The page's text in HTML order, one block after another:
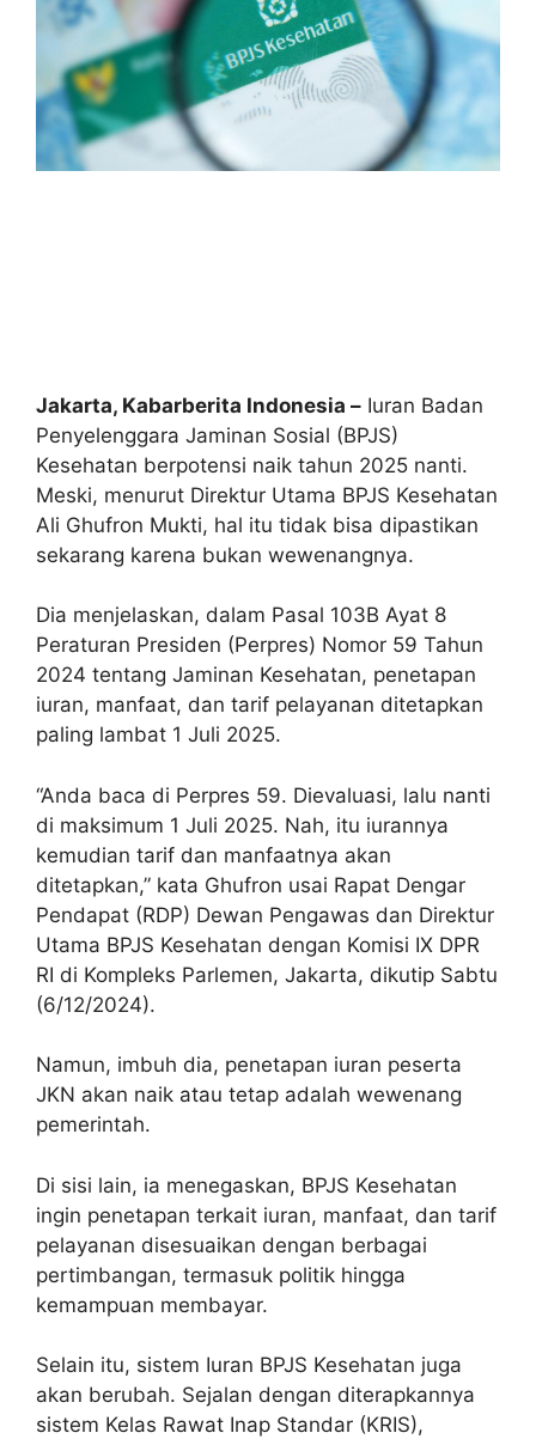
Jakarta, Kabarberita Indonesia – Iuran Badan
Penyelenggara Jaminan Sosial (BPJS)
Kesehatan berpotensi naik tahun 2025 nanti.
Meski, menurut Direktur Utama BPJS Kesehatan
Ali Ghufron Mukti, hal itu tidak bisa dipastikan
sekarang karena bukan wewenangnya.
Dia menjelaskan, dalam Pasal 103B Ayat 8
Peraturan Presiden (Perpres) Nomor 59 Tahun
2024 tentang Jaminan Kesehatan, penetapan
iuran, manfaat, dan tarif pelayanan ditetapkan
paling lambat 1 Juli 2025.
“Anda baca di Perpres 59. Dievaluasi, lalu nanti
di maksimum 1 Juli 2025. Nah, itu iurannya
kemudian tarif dan manfaatnya akan
ditetapkan,” kata Ghufron usai Rapat Dengar
Pendapat (RDP) Dewan Pengawas dan Direktur
Utama BPJS Kesehatan dengan Komisi IX DPR
RI di Kompleks Parlemen, Jakarta, dikutip Sabtu
(6/12/2024).
Namun, imbuh dia, penetapan iuran peserta
JKN akan naik atau tetap adalah wewenang
pemerintah.
Di sisi lain, ia menegaskan, BPJS Kesehatan
ingin penetapan terkait iuran, manfaat, dan tarif
pelayanan disesuaikan dengan berbagai
pertimbangan, termasuk politik hingga
kemampuan membayar.
Selain itu, sistem Iuran BPJS Kesehatan juga
akan berubah. Sejalan dengan diterapkannya
sistem Kelas Rawat Inap Standar (KRIS),